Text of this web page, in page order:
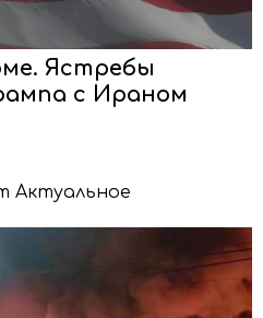
Ястребы
с Ираном
Актуальное